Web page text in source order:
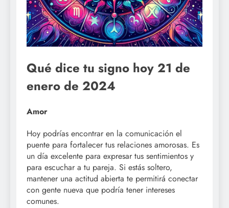
Qué dice tu signo hoy 21 de
enero de 2024
Amor
Hoy podrías encontrar en la comunicación el
puente para fortalecer tus relaciones amorosas. Es
un día excelente para expresar tus sentimientos y
para escuchar a tu pareja. Si estás soltero,
mantener una actitud abierta te permitirá conectar
con gente nueva que podría tener intereses
comunes.